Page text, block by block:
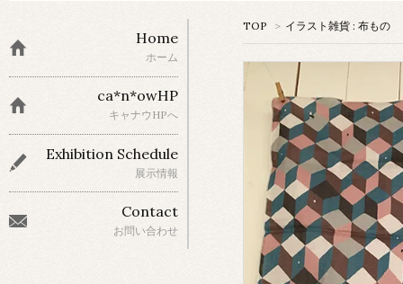
TOP > イラスト雑貨 : 布もの
Home
ホーム
ca*n*owHP
キャナウHPへ
Exhibition Schedule
展示情報
Contact
お問い合わせ